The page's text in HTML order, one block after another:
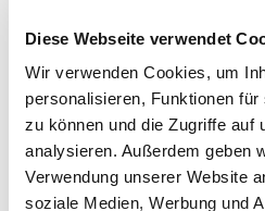
Diese Webseite verwendet
Wir verwenden Cookies, um
personalisieren, Funktionen
zu können und die Zugriffe auf
analysieren. Außerdem geben
Verwendung unserer Website
soziale Medien, Werbung und
Kontakt & Service
Sie haben Rückfragen zu
Maschinenprogramm oder